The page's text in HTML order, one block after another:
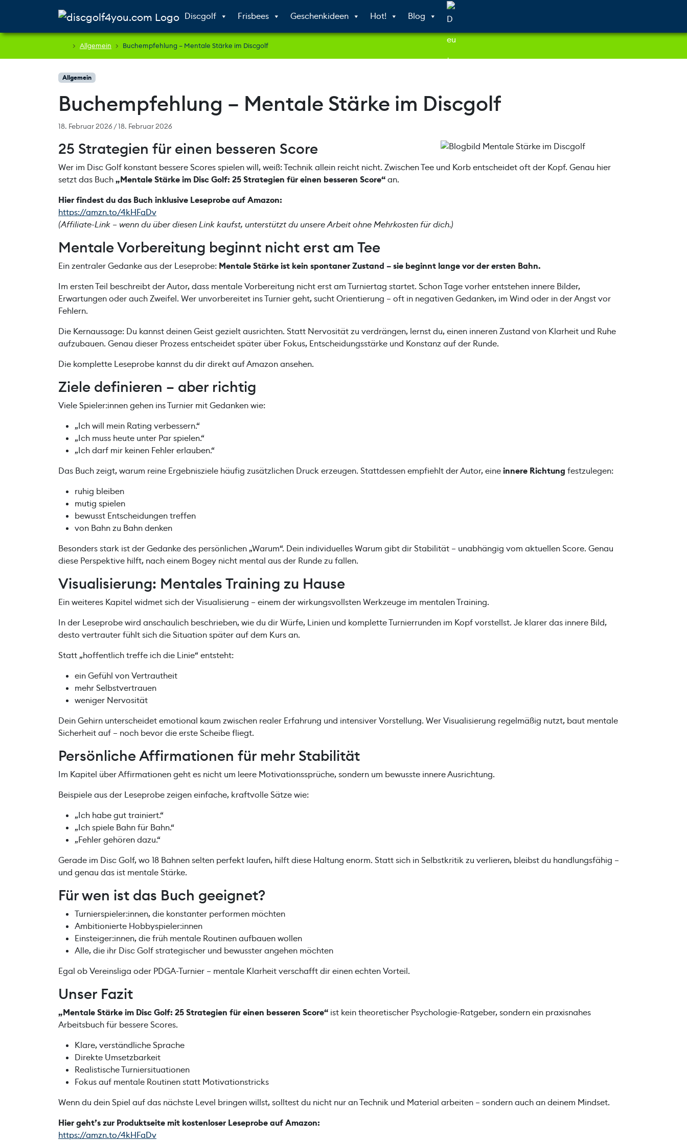
Discgolf
Frisbees Geschenkideen Hot!
Blog
Allgemein Buchempfehlung – Mentale Stärke im Discgolf
Allgemein
Buchempfehlung – Mentale Stärke im Discgolf
18. Februar 2026 /18. Februar 2026
25 Strategien für einen besseren Score
Wer im Disc Golf konstant bessere Scores spielen will, weiß: Technik allein reicht nicht. Zwischen Tee und Korb entscheidet oft der Kopf. Genau hier
setzt das Buch„Mentale Stärke im Disc Golf: 25 Strategien für einen besseren Score“an.
Hier findest du das Buch inklusive Leseprobe auf Amazon:
https://amzn.to/4kHFaDv
(Affiliate-Link – wenn du über diesen Link kaufst, unterstützt du unsere Arbeit ohne Mehrkosten für dich.)
Mentale Vorbereitung beginnt nicht erst am Tee
Ein zentraler Gedanke aus der Leseprobe: Mentale Stärke ist kein spontaner Zustand – sie beginnt lange vor der ersten Bahn.
Im ersten Teil beschreibt der Autor, dass mentale Vorbereitung nicht erst am Turniertag startet. Schon Tage vorher entstehen innere Bilder,
Erwartungen oder auch Zweifel. Wer unvorbereitet ins Turnier geht, sucht Orientierung – oft in negativen Gedanken, im Wind oder in der Angst vor
Fehlern.
Die Kernaussage: Du kannst deinen Geist gezielt ausrichten. Statt Nervosität zu verdrängen, lernst du, einen inneren Zustand von Klarheit und Ruhe
aufzubauen. Genau dieser Prozess entscheidet später über Fokus, Entscheidungsstärke und Konstanz auf der Runde.
Die komplette Leseprobe kannst du dir direkt auf Amazon ansehen.
Ziele definieren – aber richtig
Viele Spieler:innen gehen ins Turnier mit Gedanken wie:
„Ich will mein Rating verbessern.“
„Ich muss heute unter Par spielen.“
„Ich darf mir keinen Fehler erlauben.“
Das Buch zeigt, warum reine Ergebnisziele häufig zusätzlichen Druck erzeugen. Stattdessen empfiehlt der Autor, eineinnere Richtung festzulegen:
ruhig bleiben
mutig spielen
bewusst Entscheidungen treffen
von Bahn zu Bahn denken
Besonders stark ist der Gedanke des persönlichen „Warum“. Dein individuelles Warum gibt dir Stabilität – unabhängig vom aktuellen Score. Genau
diese Perspektive hilft, nach einem Bogey nicht mental aus der Runde zu fallen.
Visualisierung: Mentales Training zu Hause
Ein weiteres Kapitel widmet sich der Visualisierung – einem der wirkungsvollsten Werkzeuge im mentalen Training.
In der Leseprobe wird anschaulich beschrieben, wie du dir Würfe, Linien und komplette Turnierrunden im Kopf vorstellst. Je klarer das innere Bild,
desto vertrauter fühlt sich die Situation später auf dem Kurs an.
Statt „hoffentlich treffe ich die Linie“ entsteht:
ein Gefühl von Vertrautheit
mehr Selbstvertrauen
weniger Nervosität
Dein Gehirn unterscheidet emotional kaum zwischen realer Erfahrung und intensiver Vorstellung. Wer Visualisierung regelmäßig nutzt, baut mentale
Sicherheit auf – noch bevor die erste Scheibe fliegt.
Persönliche Affirmationen für mehr Stabilität
Im Kapitel über Affirmationen geht es nicht um leere Motivationssprüche, sondern um bewusste innere Ausrichtung.
Beispiele aus der Leseprobe zeigen einfache, kraftvolle Sätze wie:
„Ich habe gut trainiert.“
„Ich spiele Bahn für Bahn.“
„Fehler gehören dazu.“
Gerade im Disc Golf, wo 18 Bahnen selten perfekt laufen, hilft diese Haltung enorm. Statt sich in Selbstkritik zu verlieren, bleibst du handlungsfähig –
und genau das ist mentale Stärke.
Für wen ist das Buch geeignet?
Turnierspieler:innen, die konstanter performen möchten
Ambitionierte Hobbyspieler:innen
Einsteiger:innen, die früh mentale Routinen aufbauen wollen
Alle, die ihr Disc Golf strategischer und bewusster angehen möchten
Egal ob Vereinsliga oder PDGA-Turnier – mentale Klarheit verschafft dir einen echten Vorteil.
Unser Fazit
„Mentale Stärke im Disc Golf: 25 Strategien für einen besseren Score“ ist kein theoretischer Psychologie-Ratgeber, sondern ein praxisnahes
Arbeitsbuch für bessere Scores.
Klare, verständliche Sprache
Direkte Umsetzbarkeit
Realistische Turniersituationen
Fokus auf mentale Routinen statt Motivationstricks
Wenn du dein Spiel auf das nächste Level bringen willst, solltest du nicht nur an Technik und Material arbeiten – sondern auch an deinem Mindset.
Hier geht’s zur Produktseite mit kostenloser Leseprobe auf Amazon:
https://amzn.to/4kHFaDv